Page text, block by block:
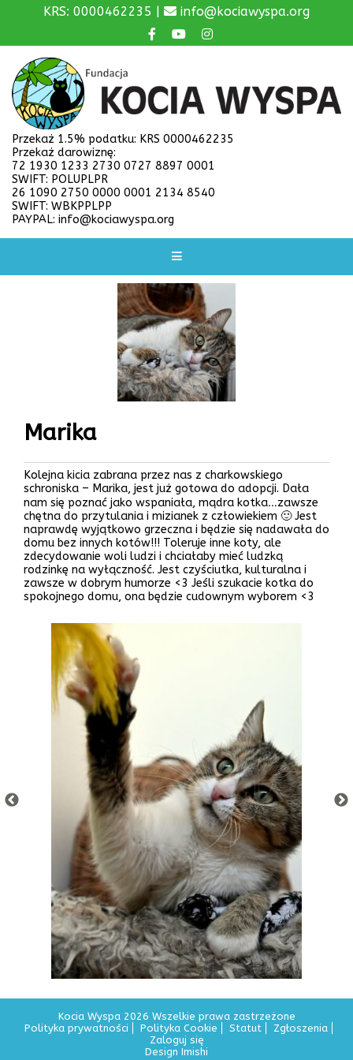
KRS: 0000462235 | info@kociawyspa.org
Przekaż 1.5% podatku: KRS 0000462235
Przekaż darowiznę:
72 1930 1233 2730 0727 8897 0001
SWIFT: POLUPLPR
26 1090 2750 0000 0001 2134 8540
SWIFT: WBKPPLPP
PAYPAL: info@kociawyspa.org
Marika
Kolejna kicia zabrana przez nas z charkowskiego
schroniska – Marika, jest już gotowa do adopcji. Dała
nam się poznać jako wspaniała, mądra kotka…zawsze
chętna do przytulania i mizianek z człowiekiem 🙂 Jest
naprawdę wyjątkowo grzeczna i będzie się nadawała do
domu bez innych kotów!!! Toleruje inne koty, ale
zdecydowanie woli ludzi i chciałaby mieć ludzką
rodzinkę na wyłączność. Jest czyściutka, kulturalna i
zawsze w dobrym humorze <3 Jeśli szukacie kotka do
spokojnego domu, ona będzie cudownym wyborem <3
Kocia Wyspa 2026 Wszelkie prawa zastrzeżone
Polityka prywatności
Polityka Cookie Statut
Zgłoszenia
Zaloguj się
Design Imishi